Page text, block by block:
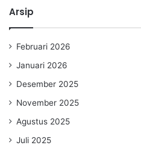
Arsip
Februari 2026
Januari 2026
Desember 2025
November 2025
Agustus 2025
Juli 2025